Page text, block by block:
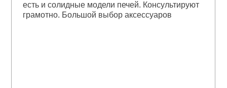
есть и солидные модели печей. Консультируют
грамотно. Большой выбор аксессуаров